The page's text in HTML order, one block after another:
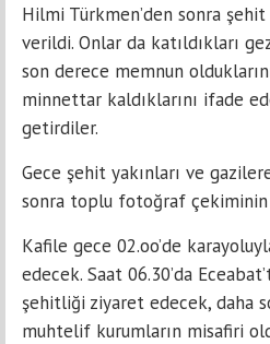
Hilmi Türkmen’den sonra
verildi. Onlar da katıldıkları
son derece memnun
minnettar kaldıklarını ifade
getirdiler.
Gece şehit yakınları ve
sonra toplu fotoğraf çekiminin
Kafile gece 02.oo’de
edecek. Saat 06.30’da
şehitliği ziyaret edecek, daha
muhtelif kurumların misafiri